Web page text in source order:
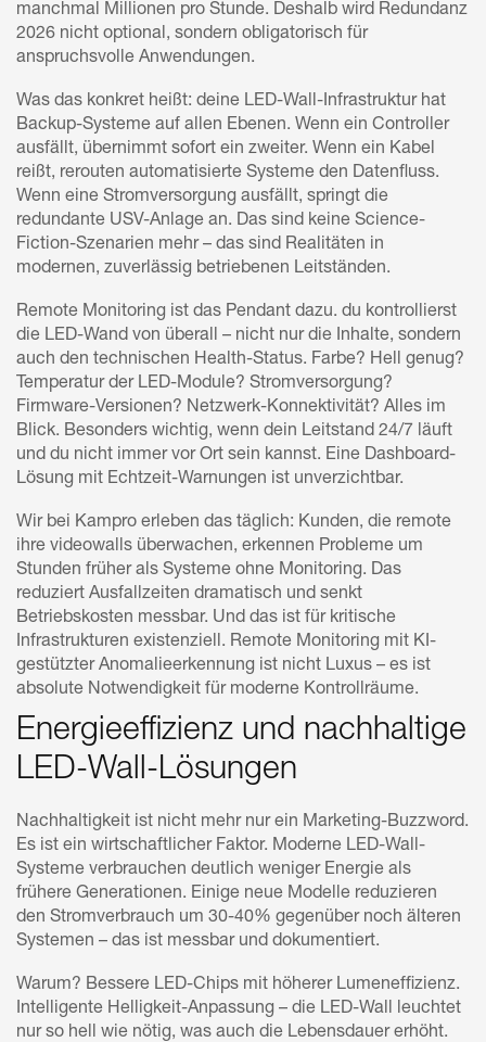
manchmal Millionen pro Stunde. Deshalb wird Redundanz
2026 nicht optional, sondern obligatorisch für
anspruchsvolle Anwendungen.
Was das konkret heißt: deine LED-Wall-Infrastruktur hat
Backup-Systeme auf allen Ebenen. Wenn ein Controller
ausfällt, übernimmt sofort ein zweiter. Wenn ein Kabel
reißt, rerouten automatisierte Systeme den Datenfluss.
Wenn eine Stromversorgung ausfällt, springt die
redundante USV-Anlage an. Das sind keine Science-
Fiction-Szenarien mehr – das sind Realitäten in
modernen, zuverlässig betriebenen Leitständen.
Remote Monitoring ist das Pendant dazu. du kontrollierst
die LED-Wand von überall – nicht nur die Inhalte, sondern
auch den technischen Health-Status. Farbe? Hell genug?
Temperatur der LED-Module? Stromversorgung?
Firmware-Versionen? Netzwerk-Konnektivität? Alles im
Blick. Besonders wichtig, wenn dein Leitstand 24/7 läuft
und du nicht immer vor Ort sein kannst. Eine Dashboard-
Lösung mit Echtzeit-Warnungen ist unverzichtbar.
Wir bei Kampro erleben das täglich: Kunden, die remote
ihre videowalls überwachen, erkennen Probleme um
Stunden früher als Systeme ohne Monitoring. Das
reduziert Ausfallzeiten dramatisch und senkt
Betriebskosten messbar. Und das ist für kritische
Infrastrukturen existenziell. Remote Monitoring mit KI-
gestützter Anomalieerkennung ist nicht Luxus – es ist
absolute Notwendigkeit für moderne Kontrollräume.
Energieeffizienz und nachhaltige
LED-Wall-Lösungen
Nachhaltigkeit ist nicht mehr nur ein Marketing-Buzzword.
Es ist ein wirtschaftlicher Faktor. Moderne LED-Wall-
Systeme verbrauchen deutlich weniger Energie als
frühere Generationen. Einige neue Modelle reduzieren
den Stromverbrauch um 30-40% gegenüber noch älteren
Systemen – das ist messbar und dokumentiert.
Warum? Bessere LED-Chips mit höherer Lumeneffizienz.
Intelligente Helligkeit-Anpassung – die LED-Wall leuchtet
nur so hell wie nötig, was auch die Lebensdauer erhöht.